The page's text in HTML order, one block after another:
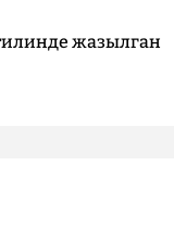
жазылган